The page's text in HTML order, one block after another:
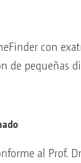
con
de pequeñas
al Prof.